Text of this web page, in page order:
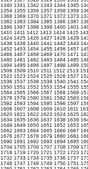
1340 1341 1342 1343 1344 1345
1354 1355 1356 1357 1358 1359
1368 1369 1370 1371 1372 1373
1382 1383 1384 1385 1386 1387
1396 1397 1398 1399 1400 1401
1410 1411 1412 1413 1414 1415
1424 1425 1426 1427 1428 1429
1438 1439 1440 1441 1442 1443
1452 1453 1454 1455 1456 1457
1466 1467 1468 1469 1470 1471
1480 1481 1482 1483 1484 1485
1494 1495 1496 1497 1498 1499
1508 1509 1510 1511 1512 1513
1522 1523 1524 1525 1526 1527
1536 1537 1538 1539 1540 1541
1550 1551 1552 1553 1554 1555
1564 1565 1566 1567 1568 1569
1578 1579 1580 1581 1582 1583
1592 1593 1594 1595 1596 1597
1606 1607 1608 1609 1610 1611
1620 1621 1622 1623 1624 1625
1634 1635 1636 1637 1638 1639
1648 1649 1650 1651 1652 1653
1662 1663 1664 1665 1666 1667
1676 1677 1678 1679 1680 1681
1690 1691 1692 1693 1694 1695
1704 1705 1706 1707 1708 1709
1718 1719 1720 1721 1722 1723
1732 1733 1734 1735 1736 1737
1746 1747 1748 1749 1750 1751